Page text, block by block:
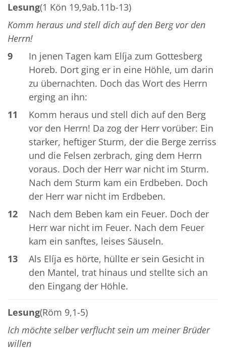
Lesung(1 Kön 19,9ab.11b-13)
Komm heraus und stell dich auf den Berg vor den
Herrn!
9
In jenen Tagen kam Elíja zum Gottesberg
Horeb. Dort ging er in eine Höhle, um darin
zu übernachten. Doch das Wort des Herrn
erging an ihn:
11
Komm heraus und stell dich auf den Berg
vor den Herrn! Da zog der Herr vorüber: Ein
starker, heftiger Sturm, der die Berge zerriss
und die Felsen zerbrach, ging dem Herrn
voraus. Doch der Herr war nicht im Sturm.
Nach dem Sturm kam ein Erdbeben. Doch
der Herr war nicht im Erdbeben.
12
Nach dem Beben kam ein Feuer. Doch der
Herr war nicht im Feuer. Nach dem Feuer
kam ein sanftes, leises Säuseln.
13
Als Elíja es hörte, hüllte er sein Gesicht in
den Mantel, trat hinaus und stellte sich an
den Eingang der Höhle.
Lesung(Röm 9,1-5)
Ich möchte selber verflucht sein um meiner Brüder
willen